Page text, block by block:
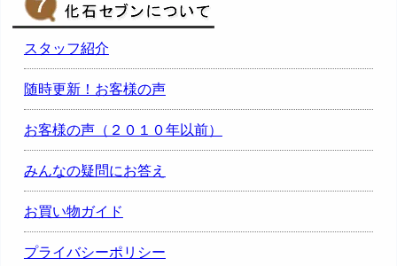
スタッフ紹介
随時更新！お客様の声
お客様の声（２０１０年以前）
みんなの疑問にお答え
お買い物ガイド
プライバシーポリシー